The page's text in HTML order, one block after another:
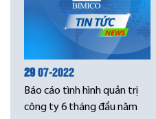
2907-2022
Báo cáo tình hình quản trị
công ty 6 tháng đầu năm